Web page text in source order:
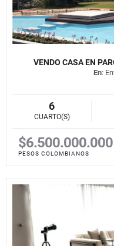
VENDO CASA EN
En:
6
CUARTO(S)
$6.500.000.000
PESOS COLOMBIANOS